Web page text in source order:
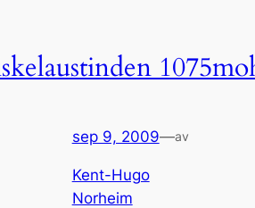
sep 9, 2009—av
Kent-Hugo
Norheim